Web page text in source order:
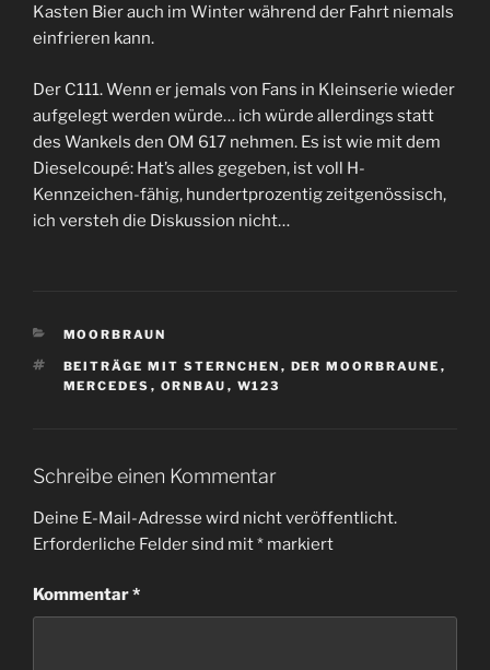
Kasten Bier auch im Winter während der Fahrt niemals
einfrieren kann.
Der C111. Wenn er jemals von Fans in Kleinserie wieder
aufgelegt werden würde… ich würde allerdings statt
des Wankels den OM 617 nehmen. Es ist wie mit dem
Dieselcoupé: Hat’s alles gegeben, ist voll H-
Kennzeichen-fähig, hundertprozentig zeitgenössisch,
ich versteh die Diskussion nicht…
KATEGORIEN
MOORBRAUN
SCHLAGWÖRTER
BEITRÄGE MIT STERNCHEN , DER MOORBRAUNE ,
MERCEDES , ORNBAU , W123
Schreibe einen Kommentar
Deine E-Mail-Adresse wird nicht veröffentlicht.
Erforderliche Felder sind mit* markiert
Kommentar*